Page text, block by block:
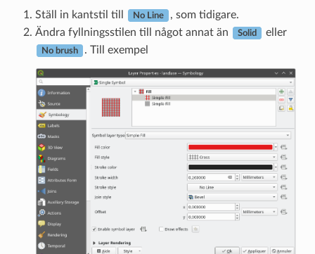
Ställ in kantstil till No Line
, som tidigare.
Ändra fyllningsstilen till något annat än
Solid eller
No brush . Till exempel